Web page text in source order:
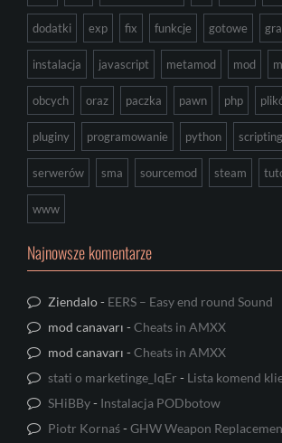
dodatki exp fix funkcje gotowe
instalacja javascript metamod mod
obcych oraz paczka pawn php
pluginy programowanie python scripting
serwerów sma sourcemod steam
www
Najnowsze komentarze
Ziendalo- EERS – Easy end round Sound
mod canavarı -Cheats in AMXX
mod canavarı -Cheats in AMXX
stati o marketinge_lqEr - Lista komend
SHiBBy- Instalacja PODbotow
Piotr Kornaś-GHW Weapon